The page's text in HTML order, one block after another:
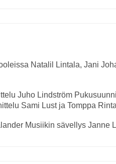
Natalil Lintala, Jani
Juho Lindström
Sami Lust ja Tomppa
Musiikin sävellys Janne